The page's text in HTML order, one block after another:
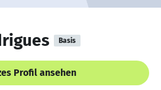
Basis
Profil ansehen